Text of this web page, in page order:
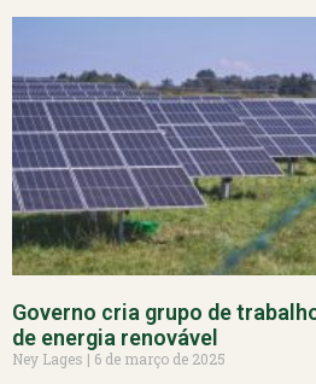
Governo cria grupo de
de energia renovável
Ney Lages
6 de março de 2025